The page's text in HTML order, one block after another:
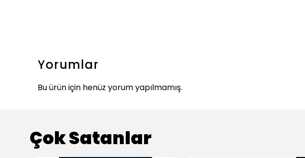
Yorumlar
Bu ürün için henüz yorum yapılmamış.
Çok Satanlar